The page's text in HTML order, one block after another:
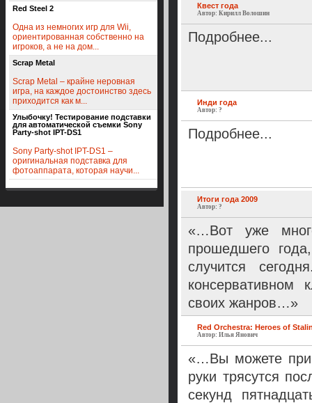
Red Steel 2
Одна из немногих игр для Wii,
ориентированная собственно на
игроков, а не на дом...
Scrap Metal
Scrap Metal – крайне неровная
игра, на каждое достоинство здесь
приходится как м...
Улыбочку! Тестирование подставки
для автоматической съемки Sony
Party-shot IPT-DS1
Sony Party-shot IPT-DS1 –
оригинальная подставка для
фотоаппарата, которая научи...
Квест года
Автор: Кирилл Волошин
Подробнее...
Инди года
Автор: ?
Подробнее...
Итоги года 2009
Автор: ?
«…Вот уже
прошедшего
случится
консервативном
своих жанров…»
Red Orchestra: Heroes of
Автор: Илья Янович
«…Вы можете
руки трясутся
секунд